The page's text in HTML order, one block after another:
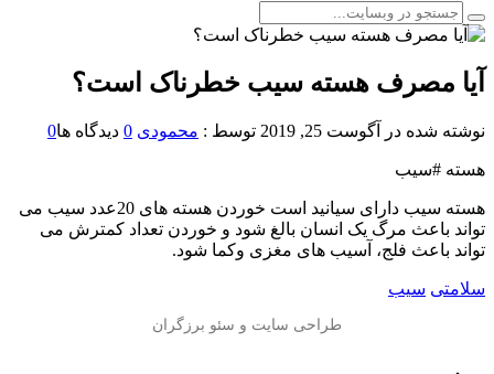
آیا مصرف هسته سیب خطرناک است؟
نوشته شده در آگوست 25, 2019 توسط : محمودی 0 دیدگاه ها0
هسته #سیب
هسته سیب دارای سیانید است خوردن هسته های 20عدد سیب می
تواند باعث مرگ یک انسان بالغ شود و خوردن تعداد کمترش می
تواند باعث فلج، آسیب های مغزی وکما شود.
سلامتی سیب